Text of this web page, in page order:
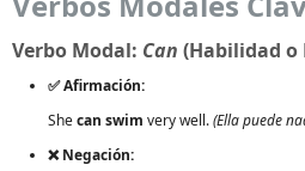
Verbo Modal: Can (Habilidad o
✅ Afirmación:
Shecan swim very well.(Ella puede
❌ Negación: